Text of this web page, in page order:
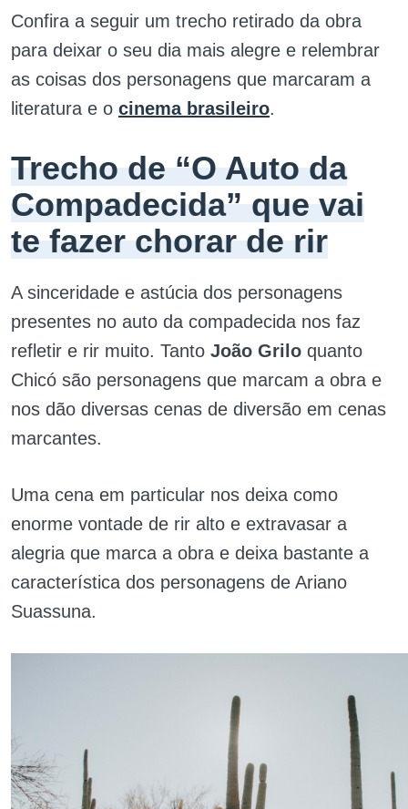
Confira a seguir um trecho retirado da obra
para deixar o seu dia mais alegre e relembrar
as coisas dos personagens que marcaram a
literatura e o cinema brasileiro.
Trecho de “O Auto da
Compadecida” que vai
te fazer chorar de rir
A sinceridade e astúcia dos personagens
presentes no auto da compadecida nos faz
refletir e rir muito. Tanto João Grilo quanto
Chicó são personagens que marcam a obra e
nos dão diversas cenas de diversão em cenas
marcantes.
Uma cena em particular nos deixa como
enorme vontade de rir alto e extravasar a
alegria que marca a obra e deixa bastante a
característica dos personagens de Ariano
Suassuna.